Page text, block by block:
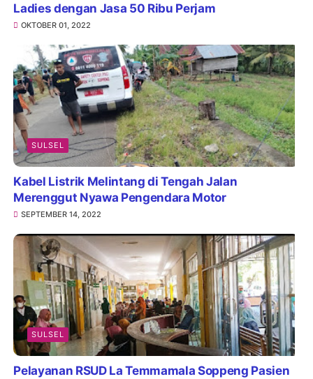
Ladies dengan Jasa 50 Ribu Perjam
OKTOBER 01, 2022
SULSEL
Kabel Listrik Melintang di Tengah Jalan
Merenggut Nyawa Pengendara Motor
SEPTEMBER 14, 2022
SULSEL
Pelayanan RSUD La Temmamala Soppeng Pasien